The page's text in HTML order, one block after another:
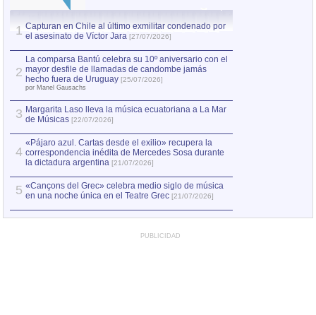
1 Capturan en Chile al último exmilitar condenado por
el asesinato de Víctor Jara [27/07/2026]
2
La comparsa Bantú celebra su 10º aniversario con el
mayor desfile de llamadas de candombe jamás
hecho fuera de Uruguay [25/07/2026]
por Manel Gausachs
3 Margarita Laso lleva la música ecuatoriana a La Mar
de Músicas [22/07/2026]
4
«Pájaro azul. Cartas desde el exilio» recupera la
correspondencia inédita de Mercedes Sosa durante
la dictadura argentina [21/07/2026]
5 «Cançons del Grec» celebra medio siglo de música
en una noche única en el Teatre Grec [21/07/2026]
PUBLICIDAD